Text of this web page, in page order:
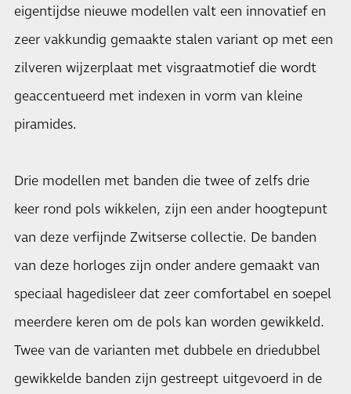
eigentijdse nieuwe modellen valt een innovatief en
zeer vakkundig gemaakte stalen variant op met een
zilveren wijzerplaat met visgraatmotief die wordt
geaccentueerd met indexen in vorm van kleine
piramides.
Drie modellen met banden die twee of zelfs drie
keer rond pols wikkelen, zijn een ander hoogtepunt
van deze verfijnde Zwitserse collectie. De banden
van deze horloges zijn onder andere gemaakt van
speciaal hagedisleer dat zeer comfortabel en soepel
meerdere keren om de pols kan worden gewikkeld.
Twee van de varianten met dubbele en driedubbel
gewikkelde banden zijn gestreept uitgevoerd in de